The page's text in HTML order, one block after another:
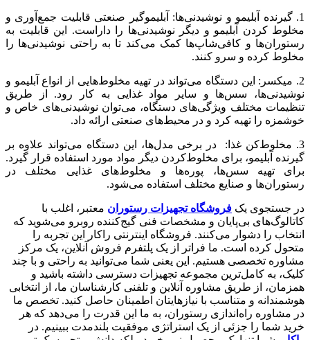
1. گیرنده آبلیمو و نوشیدنی‌ها: آبلیموگیر صنعتی قابلیت جمع‌آوری و
مخلوط کردن آبلیمو و دیگر نوشیدنی‌ها را داراست. این قابلیت به
رستوران‌ها و کافی‌شاپ‌ها کمک می‌کند تا به راحتی نوشیدنی‌ها را
مخلوط کرده و سرو کنند.
2. میکسر: این دستگاه می‌تواند در تهیه مخلوط‌هایی از انواع آبلیمو و
نوشیدنی‌ها، سس‌ها و سایر مواد غذایی به کار رود. از طریق
تنظیمات مختلف ویژگی‌های دستگاه، می‌توان نوشیدنی‌های خاص و
خوشمزه را تهیه کرد و در محیط‌های صنعتی ارائه داد.
3. مخلوط‌کن غذا: در برخی مدل‌ها، این دستگاه می‌تواند علاوه بر
گیرنده آبلیمو، برای مخلوط‌کردن دیگر مواد مورد استفاده قرار گیرد.
برای تهیه سس‌ها، پوره‌ها و مخلوط‌های غذایی مختلف در
رستوران‌ها و صنایع مختلف استفاده می‌شود.
در جستجوی یک فروشگاه تجهیزات رستوران معتبر، اغلب با
کاتالوگ‌های بی‌پایان و مشخصات فنی گیج‌کننده روبرو می‌شوید که
انتخاب را دشوار می‌کنند. فروشگاه اینترنتی راکار این تجربه را
متحول کرده است. ما فراتر از یک پلتفرم فروش آنلاین، یک مرکز
مشاوره تخصصی هستیم. این یعنی شما می‌توانید به راحتی و با چند
کلیک، به کامل‌ترین مجموعه تجهیزات دسترسی داشته باشید و
همزمان، از طریق مشاوره آنلاین و تلفنی کارشناسان ما، از انتخابی
هوشمندانه و متناسب با نیازهایتان اطمینان حاصل کنید. تخصص ما
در مشاوره راه‌اندازی رستوران، به ما این قدرت را می‌دهد که هر
خرید شما را جزئی از یک استراتژی موفقیت بلندمدت ببینیم. در